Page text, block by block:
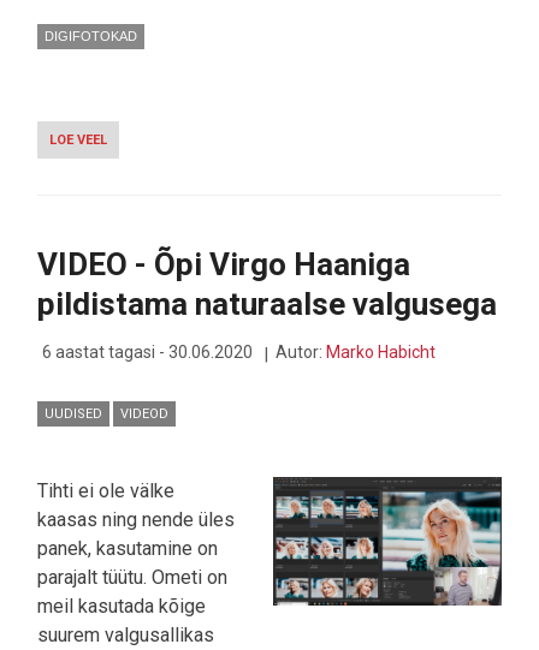
DIGIFOTOKAD
LOE VEEL
KAS
UUE
R5
R6
KAAMERAGA?
VIDEO - Õpi Virgo Haaniga
pildistama naturaalse valgusega
6 aastat tagasi - 30.06.2020 Autor: Marko Habicht
UUDISED VIDEOD
Tihti ei ole välke
kaasas ning nende üles
panek, kasutamine on
parajalt tüütu. Ometi on
meil kasutada kõige
suurem valgusallikas